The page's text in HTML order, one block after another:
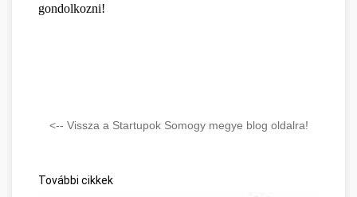
gondolkozni!
<-- Vissza a Startupok Somogy megye blog oldalra!
További cikkek